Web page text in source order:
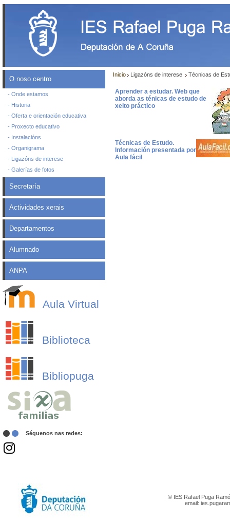
O noso centro
- Onde estamos
- Historia
- Oferta e orientación educativa
- Proxecto educativo
- Instalacións
- Organigrama
- Ligazóns de interese
- Galerías de fotos
Secretaría
Actividades xerais
Departamentos
Alumnado
ANPA
Aula Virtual
Biblioteca
Bibliopuga
Séguenos nas redes:
Inicio Ligazóns de interese Técnicas de
Aprender a estudar. Web que
aborda as ténicas de estudo de
xeito práctico
Técnicas de Estudo.
Información presentada por
Aula fácil
© IES Rafael Puga
email: